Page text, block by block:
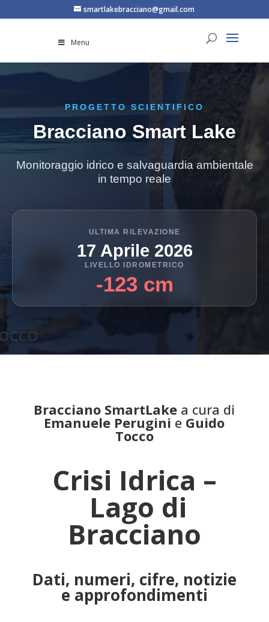
smartlakebracciano@gmail.com
Menu
PROGETTO SCIENTIFICO
Bracciano Smart Lake
Monitoraggio idrico e salvaguardia ambientale
in tempo reale
ULTIMA RILEVAZIONE
17 Aprile 2026
LIVELLO IDROMETRICO
-123cm
Bracciano SmartLake a cura di
Emanuele Perugini e Guido
Tocco
Crisi Idrica –
Lago di
Bracciano
Dati, numeri, cifre, notizie
e approfondimenti